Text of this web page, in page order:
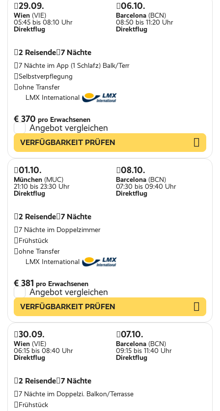
29.09.
Wien (VIE)
05:45 bis 08:10 Uhr
Direktflug
06.10.
Barcelona (BCN)
08:50 bis 11:20 Uhr
Direktflug
2 Reisende 7 Nächte
7 Nächte im App (1 Schlafz) Balk/Terr
Selbstverpflegung
ohne Transfer
LMX International
€ 370 pro Erwachsenen
Angebot vergleichen
VERFÜGBARKEIT PRÜFEN
01.10.
München (MUC)
21:10 bis 23:30 Uhr
Direktflug
08.10.
Barcelona (BCN)
07:30 bis 09:40 Uhr
Direktflug
2 Reisende 7 Nächte
7 Nächte im Doppelzimmer
Frühstück
ohne Transfer
LMX International
€ 381 pro Erwachsenen
Angebot vergleichen
VERFÜGBARKEIT PRÜFEN
30.09.
Wien (VIE)
06:15 bis 08:40 Uhr
Direktflug
07.10.
Barcelona (BCN)
09:15 bis 11:40 Uhr
Direktflug
2 Reisende 7 Nächte
7 Nächte im Doppelzi. Balkon/Terrasse
Frühstück